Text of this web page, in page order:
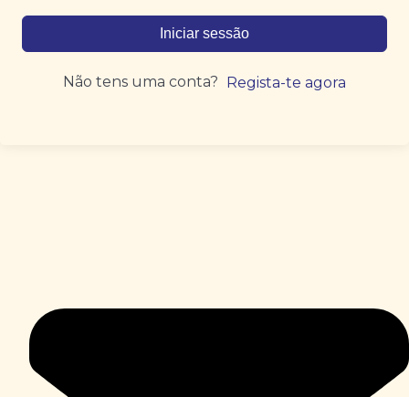
Iniciar sessão
Não tens uma conta? Regista-te agora